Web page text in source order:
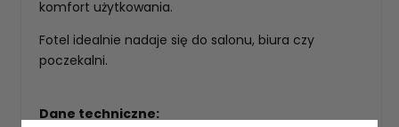
komfort użytkowania.
Fotel idealnie nadaje się do salonu, biura czy
poczekalni.
Dane techniczne: